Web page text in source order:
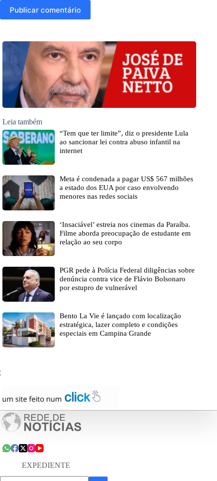
Publicar comentário
Leia também
“Tem que ter limite”, diz o presidente Lula
ao sancionar lei contra abuso infantil na
internet
Meta é condenada a pagar US$ 567 milhões
a estado dos EUA por caso envolvendo
menores nas redes sociais
‘Insaciável’ estreia nos cinemas da Paraíba.
Filme aborda preocupação de estudante em
relação ao seu corpo
PGR pede à Polícia Federal diligências sobre
denúncia contra vice de Flávio Bolsonaro
por estupro de vulnerável
Bento La Vie é lançado com localização
estratégica, lazer completo e condições
especiais em Campina Grande
EXPEDIENTE